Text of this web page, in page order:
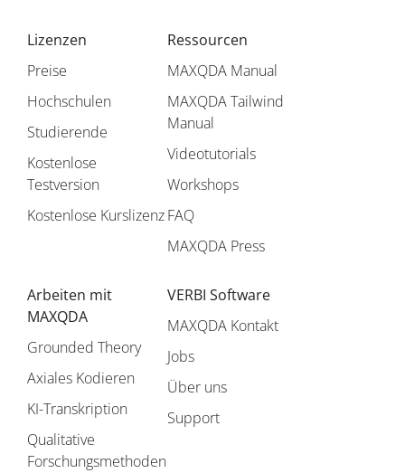
Lizenzen
Preise
Hochschulen
Studierende
Kostenlose
Testversion
Kostenlose Kurslizenz
Ressourcen
MAXQDA Manual
MAXQDA Tailwind
Manual
Videotutorials
Workshops
FAQ
MAXQDA Press
Arbeiten mit
MAXQDA
Grounded Theory
Axiales Kodieren
KI-Transkription
Qualitative
Forschungsmethoden
VERBI Software
MAXQDA Kontakt
Jobs
Über uns
Support